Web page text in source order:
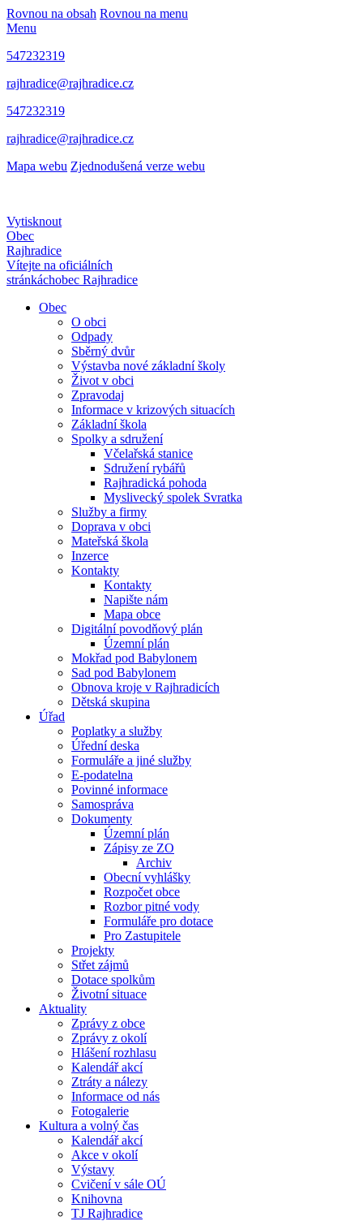
Rovnou na obsah Rovnou na menu
Menu
547232319
rajhradice@rajhradice.cz
547232319
rajhradice@rajhradice.cz
Mapa webu Zjednodušená verze webu
Vytisknout
Obec
Rajhradice
Vítejte na oficiálních
stránkáchobec Rajhradice
Obec
O obci
Odpady
Sběrný dvůr
Výstavba nové základní školy
Život v obci
Zpravodaj
Informace v krizových situacích
Základní škola
Spolky a sdružení
Včelařská stanice
Sdružení rybářů
Rajhradická pohoda
Myslivecký spolek Svratka
Služby a firmy
Doprava v obci
Mateřská škola
Inzerce
Kontakty
Kontakty
Napište nám
Mapa obce
Digitální povodňový plán
Územní plán
Mokřad pod Babylonem
Sad pod Babylonem
Obnova kroje v Rajhradicích
Dětská skupina
Úřad
Poplatky a služby
Úřední deska
Formuláře a jiné služby
E-podatelna
Povinné informace
Samospráva
Dokumenty
Územní plán
Zápisy ze ZO
Archiv
Obecní vyhlášky
Rozpočet obce
Rozbor pitné vody
Formuláře pro dotace
Pro Zastupitele
Projekty
Střet zájmů
Dotace spolkům
Životní situace
Aktuality
Zprávy z obce
Zprávy z okolí
Hlášení rozhlasu
Kalendář akcí
Ztráty a nálezy
Informace od nás
Fotogalerie
Kultura a volný čas
Kalendář akcí
Akce v okolí
Výstavy
Cvičení v sále OÚ
Knihovna
TJ Rajhradice